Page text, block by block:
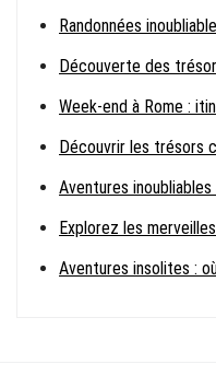
Randonnées
Découverte des
Week-end à Rome :
Découvrir les trésors
Aventures
Explorez les
Aventures insolites :